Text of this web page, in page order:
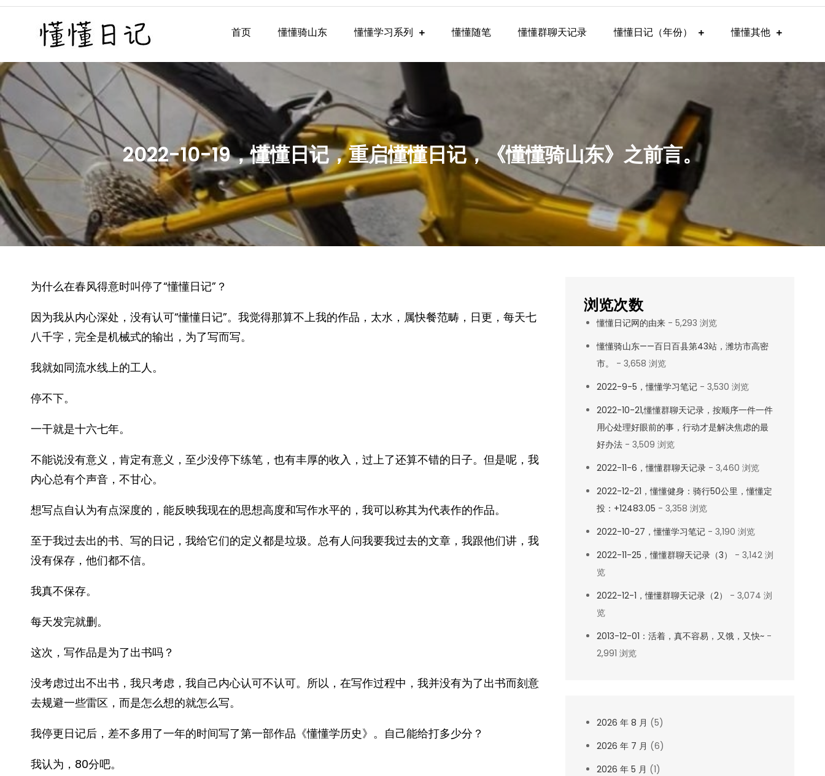
Skip
懂懂日记
懂懂日记网每天同步更新懂懂学习群内容
首页 懂懂骑山东 懂懂学习系列 懂懂随笔 懂懂群聊天记录 懂懂日记（年份） 懂懂其他
2022-10-19，懂懂日记，重启懂懂日记，《懂懂骑山东》之前言。
为什么在春风得意时叫停了“懂懂日记”？
因为我从内心深处，没有认可“懂懂日记”。我觉得那算不上我的作品，太水，属快餐范畴，日更，每天七
八千字，完全是机械式的输出，为了写而写。
我就如同流水线上的工人。
停不下。
一干就是十六七年。
不能说没有意义，肯定有意义，至少没停下练笔，也有丰厚的收入，过上了还算不错的日子。但是呢，我
内心总有个声音，不甘心。
想写点自认为有点深度的，能反映我现在的思想高度和写作水平的，我可以称其为代表作的作品。
至于我过去出的书、写的日记，我给它们的定义都是垃圾。总有人问我要我过去的文章，我跟他们讲，我
没有保存，他们都不信。
我真不保存。
每天发完就删。
这次，写作品是为了出书吗？
没考虑过出不出书，我只考虑，我自己内心认可不认可。所以，在写作过程中，我并没有为了出书而刻意
去规避一些雷区，而是怎么想的就怎么写。
我停更日记后，差不多用了一年的时间写了第一部作品《懂懂学历史》。自己能给打多少分？
我认为，80分吧。
浏览次数
懂懂日记网的由来- 5,293 浏览
懂懂骑山东——百日百县第43站，潍坊市高密
市。
- 3,658 浏览
2022-9-5，懂懂学习笔记- 3,530 浏览
2022-10-21,懂懂群聊天记录，按顺序一件一件
用心处理好眼前的事，行动才是解决焦虑的最
好办法- 3,509 浏览
2022-11-6，懂懂群聊天记录- 3,460 浏览
2022-12-21，懂懂健身：骑行50公里，懂懂定
投：+12483.05 - 3,358 浏览
2022-10-27，懂懂学习笔记- 3,190 浏览
2022-11-25，懂懂群聊天记录（3）
- 3,142 浏
览
2022-12-1，懂懂群聊天记录（2）
- 3,074 浏
览
2013-12-01：活着，真不容易，又饿，又快~-
2,991 浏览
2026 年 8 月 (5)
2026 年 7 月 (6)
2026 年 5 月 (1)